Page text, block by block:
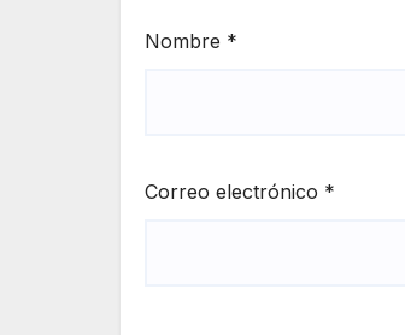
Nombre *
Correo electrónico *